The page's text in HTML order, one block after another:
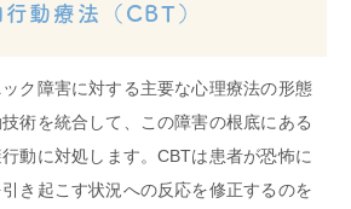
行動療法（CBT）
ク障害に対する主要な心理療法の形態
術を統合して、この障害の根底にある
動に対処します。CBTは患者が恐怖に
き起こす状況への反応を修正するのを